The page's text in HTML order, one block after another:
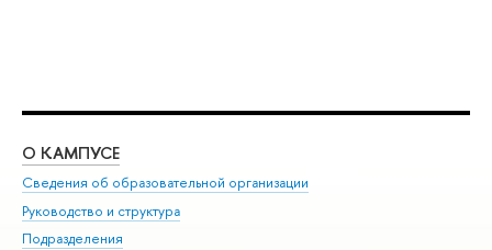
О КАМПУСЕ
Сведения об образовательной организации
Руководство и структура
Подразделения